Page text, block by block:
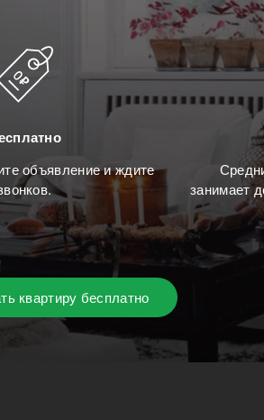
объявление и ждите
занимает
квартиру бесплатно